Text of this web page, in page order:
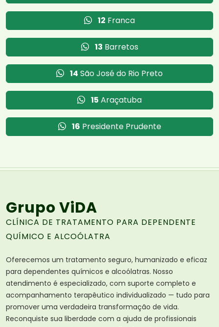
12 Franca
13 Barretos
14 São José do Rio Preto
15 Araçatuba
16 Presidente Prudente
Grupo ViDA
CLÍNICA DE TRATAMENTO PARA DEPENDENTE
QUÍMICO E ALCOÓLATRA
Oferecemos um tratamento seguro, humanizado e eficaz
para dependentes químicos e alcoólatras. Nosso
atendimento é especializado, com suporte completo e
acompanhamento terapêutico individualizado — tudo para
promover uma verdadeira transformação de vida.
Reconquiste sua liberdade com a ajuda de profissionais